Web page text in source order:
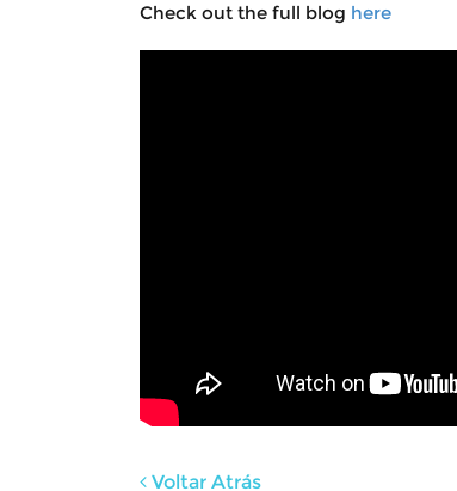
Check out the full blog here
Voltar Atrás